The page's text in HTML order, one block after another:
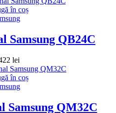
în coș
Samsung QB24C
lei
în coș
Samsung QM32C